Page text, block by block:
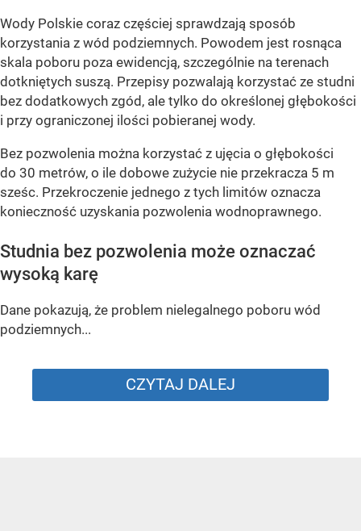
Wody Polskie coraz częściej sprawdzają sposób
korzystania z wód podziemnych. Powodem jest rosnąca
skala poboru poza ewidencją, szczególnie na terenach
dotkniętych suszą. Przepisy pozwalają korzystać ze studni
bez dodatkowych zgód, ale tylko do określonej głębokości
i przy ograniczonej ilości pobieranej wody.
Bez pozwolenia można korzystać z ujęcia o głębokości
do 30 metrów, o ile dobowe zużycie nie przekracza 5 m
sześc. Przekroczenie jednego z tych limitów oznacza
konieczność uzyskania pozwolenia wodnoprawnego.
Studnia bez pozwolenia może oznaczać
wysoką karę
Dane pokazują, że problem nielegalnego poboru wód
podziemnych...
CZYTAJ DALEJ